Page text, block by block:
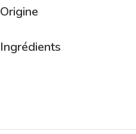
Origine
Ingrédients